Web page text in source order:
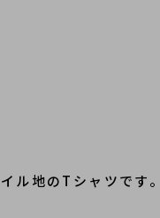
ル地のTシャツです。